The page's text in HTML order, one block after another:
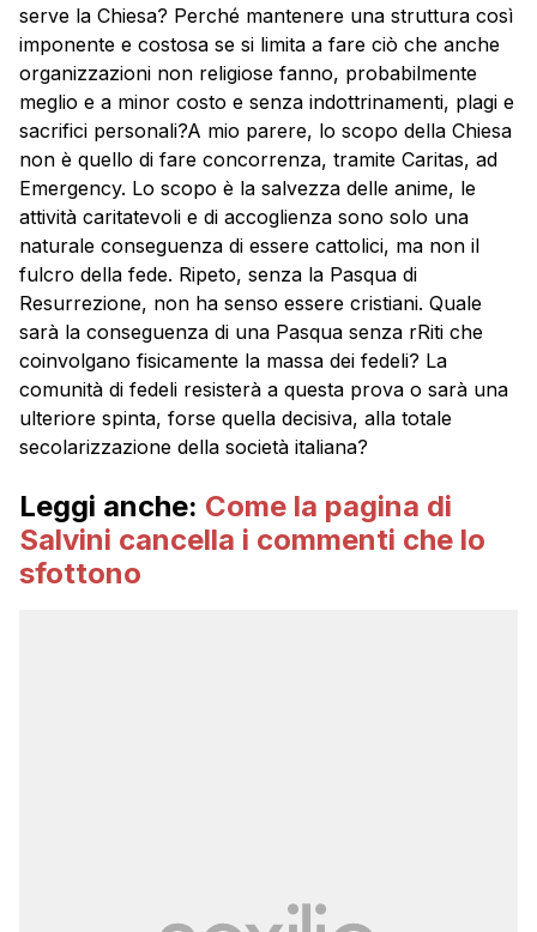
serve la Chiesa? Perché mantenere una struttura così
imponente e costosa se si limita a fare ciò che anche
organizzazioni non religiose fanno, probabilmente
meglio e a minor costo e senza indottrinamenti, plagi e
sacrifici personali?A mio parere, lo scopo della Chiesa
non è quello di fare concorrenza, tramite Caritas, ad
Emergency. Lo scopo è la salvezza delle anime, le
attività caritatevoli e di accoglienza sono solo una
naturale conseguenza di essere cattolici, ma non il
fulcro della fede. Ripeto, senza la Pasqua di
Resurrezione, non ha senso essere cristiani. Quale
sarà la conseguenza di una Pasqua senza rRiti che
coinvolgano fisicamente la massa dei fedeli? La
comunità di fedeli resisterà a questa prova o sarà una
ulteriore spinta, forse quella decisiva, alla totale
secolarizzazione della società italiana?
Leggi anche: Come la pagina di
Salvini cancella i commenti che lo
sfottono